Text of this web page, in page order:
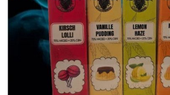
Doppelt antippen zum
vergrößern